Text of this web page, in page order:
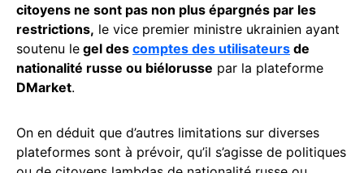
citoyens ne sont pas non plus épargnés par les
restrictions, le vice premier ministre ukrainien ayant
soutenu le gel des comptes des utilisateurs de
nationalité russe ou biélorusse par la plateforme
DMarket.
On en déduit que d’autres limitations sur diverses
plateformes sont à prévoir, qu’il s’agisse de politiques